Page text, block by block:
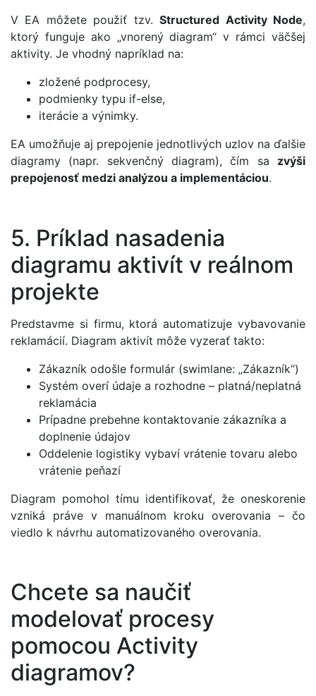
V EA môžete použiť tzv.Structured Activity Node,
ktorý funguje ako „vnorený diagram“ v rámci väčšej
aktivity. Je vhodný napríklad na:
zložené podprocesy,
podmienky typu if-else,
iterácie a výnimky.
EA umožňuje aj prepojenie jednotlivých uzlov na ďalšie
diagramy (napr. sekvenčný diagram), čím sa zvýši
prepojenosť medzi analýzou a implementáciou.
5. Príklad nasadenia
diagramu aktivít v reálnom
projekte
Predstavme si firmu, ktorá automatizuje vybavovanie
reklamácií. Diagram aktivít môže vyzerať takto:
Zákazník odošle formulár (swimlane: „Zákazník“)
Systém overí údaje a rozhodne – platná/neplatná
reklamácia
Prípadne prebehne kontaktovanie zákazníka a
doplnenie údajov
Oddelenie logistiky vybaví vrátenie tovaru alebo
vrátenie peňazí
Diagram pomohol tímu identifikovať, že oneskorenie
vzniká práve v manuálnom kroku overovania – čo
viedlo k návrhu automatizovaného overovania.
Chcete sa naučiť
modelovať procesy
pomocou Activity
diagramov?